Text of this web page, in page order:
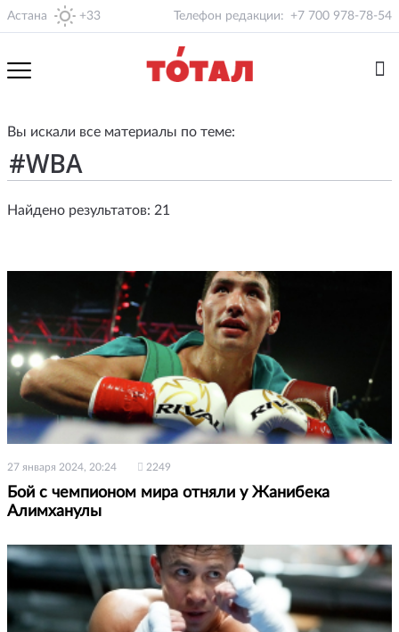
Астана +33 Телефон редакции: +7 700 978-78-54
Вы искали все материалы по теме:
Найдено результатов: 21
27 января 2024, 20:24 2249
Бой с чемпионом мира отняли у Жанибека
Алимханулы